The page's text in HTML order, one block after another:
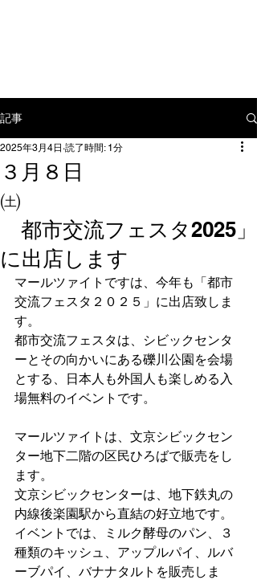
記事
３月８日
㈯
都市交流フェスタ2025」
に出店します
2025年3月4日 読了時間: 1分
マールツァイトですは、今年も「都市
交流フェスタ２０２５」に出店致しま
す。
都市交流フェスタは、シビックセンタ
ーとその向かいにある礫川公園を会場
とする、日本人も外国人も楽しめる入
場無料のイベントです。
マールツァイトは、文京シビックセン
ター地下二階の区民ひろばで販売をし
ます。
文京シビックセンターは、地下鉄丸の
内線後楽園駅から直結の好立地です。
イベントでは、ミルク酵母のパン、３
種類のキッシュ、アップルパイ、ルバ
ーブパイ、バナナタルトを販売しま